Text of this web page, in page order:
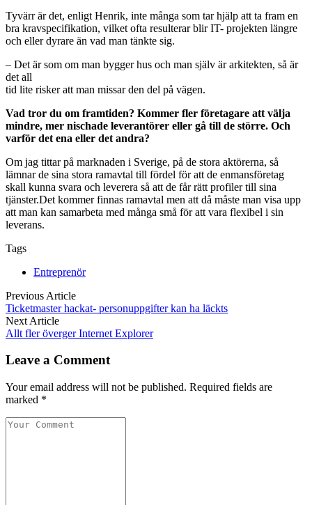
Tyvärr är det, enligt Henrik, inte många som tar hjälp att ta fram en
bra kravspecifikation, vilket ofta resulterar blir IT- projekten längre
och eller dyrare än vad man tänkte sig.
– Det är som om man bygger hus och man själv är arkitekten, så är
det all
tid lite risker att man missar den del på vägen.
Vad tror du om framtiden? Kommer fler företagare att välja
mindre, mer nischade leverantörer eller gå till de större. Och
varför det ena eller det andra?
Om jag tittar på marknaden i Sverige, på de stora aktörerna, så
lämnar de sina stora ramavtal till fördel för att de enmansföretag
skall kunna svara och leverera så att de får rätt profiler till sina
tjänster.Det kommer finnas ramavtal men att då måste man visa upp
att man kan samarbeta med många små för att vara flexibel i sin
leverans.
Tags
Entreprenör
Previous Article
Ticketmaster hackat- personuppgifter kan ha läckts
Next Article
Allt fler överger Internet Explorer
Leave a Comment
Your email address will not be published. Required fields are
marked *